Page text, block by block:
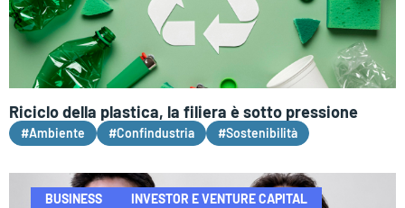
Riciclo della plastica, la filiera è sotto pressione
#Ambiente #Confindustria #Sostenibilità
BUSINESS INVESTOR E VENTURE CAPITAL